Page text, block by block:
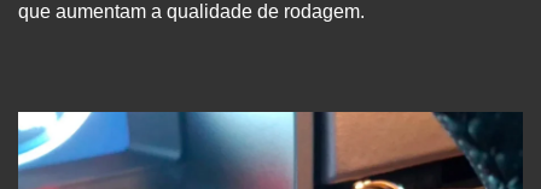
que aumentam a qualidade de rodagem.